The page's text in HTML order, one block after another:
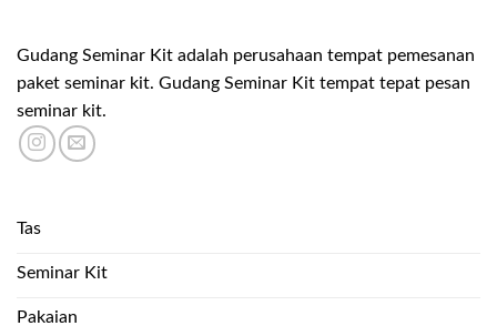
Gudang Seminar Kit adalah perusahaan tempat pemesanan
paket seminar kit. Gudang Seminar Kit tempat tepat pesan
seminar kit.
Tas
Seminar Kit
Pakaian